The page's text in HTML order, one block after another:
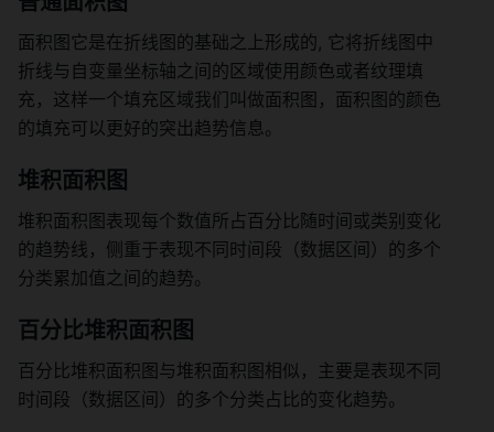
面积图它是在折线图的基础之上形成的, 它将折线图中
折线与自变量坐标轴之间的区域使用颜色或者纹理填
充，这样一个填充区域我们叫做面积图，面积图的颜色
的填充可以更好的突出趋势信息。
堆积面积图
堆积面积图表现每个数值所占百分比随时间或类别变化
的趋势线，侧重于表现不同时间段（数据区间）的多个
分类累加值之间的趋势。
百分比堆积面积图
百分比堆积面积图与堆积面积图相似，主要是表现不同
时间段（数据区间）的多个分类占比的变化趋势。